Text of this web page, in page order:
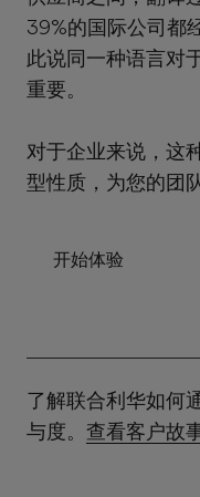
39%的国际公司都
此说同一种语言对
重要。
对于企业来说，这
型性质，为您的团
开始体验
了解联合利华如何
与度。 查看客户故